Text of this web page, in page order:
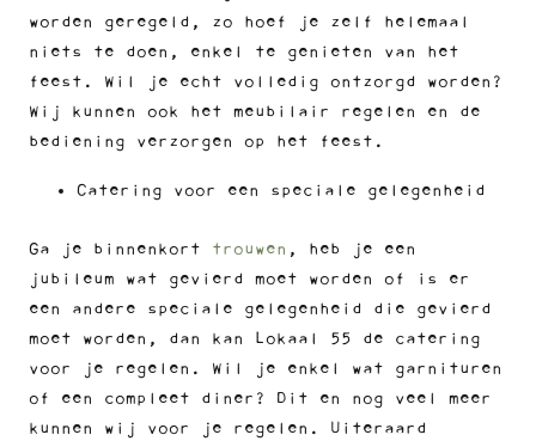
worden geregeld, zo hoef je zelf helemaal
niets te doen, enkel te genieten van het
feest. Wil je echt volledig ontzorgd worden?
Wij kunnen ook het meubilair regelen en de
bediening verzorgen op het feest.
Catering voor een speciale gelegenheid
Ga je binnenkort trouwen , heb je een
jubileum wat gevierd moet worden of is er
een andere speciale gelegenheid die gevierd
moet worden, dan kan Lokaal 55 de catering
voor je regelen. Wil je enkel wat garnituren
of een compleet diner? Dit en nog veel meer
kunnen wij voor je regelen. Uiteraard